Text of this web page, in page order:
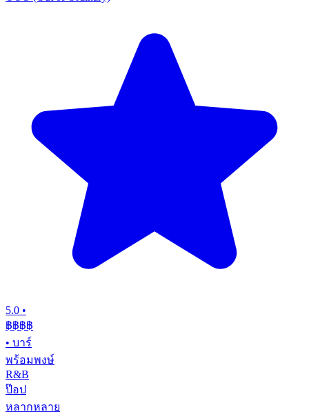
5.0 •
฿฿฿฿
• บาร์
พร้อมพงษ์
R&B
ป๊อป
หลากหลาย